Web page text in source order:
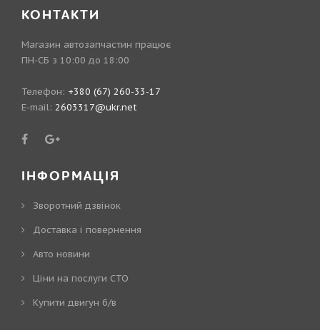
КОНТАКТИ
Магазин автозапчастин працює
ПН-СБ з 10:00 до 18:00
Телефон: +380 (67) 260-33-17
E-mail: 2603317@ukr.net
ІНФОРМАЦІЯ
Зворотний дзвінок
Доставка і повернення
Авто новини
Ціни на послуги СТО
Купити двигун б/в